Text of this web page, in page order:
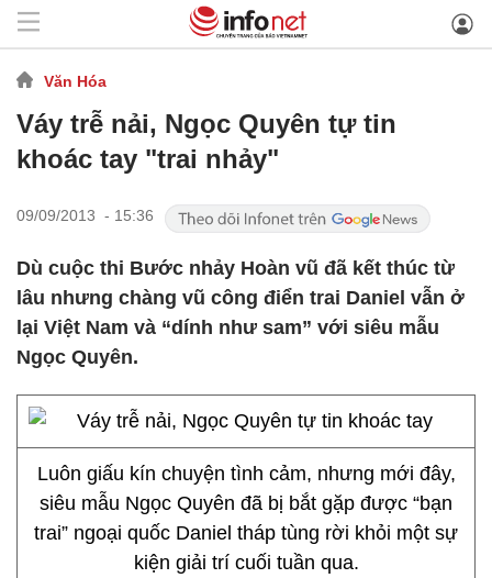
Văn Hóa
Váy trễ nải, Ngọc Quyên tự tin
khoác tay "trai nhảy"
09/09/2013 - 15:36
Dù cuộc thi Bước nhảy Hoàn vũ đã kết thúc từ
lâu nhưng chàng vũ công điển trai Daniel vẫn ở
lại Việt Nam và “dính như sam” với siêu mẫu
Ngọc Quyên.
Luôn giấu kín chuyện tình cảm, nhưng mới đây,
siêu mẫu Ngọc Quyên đã bị bắt gặp được “bạn
trai” ngoại quốc Daniel tháp tùng rời khỏi một sự
kiện giải trí cuối tuần qua.